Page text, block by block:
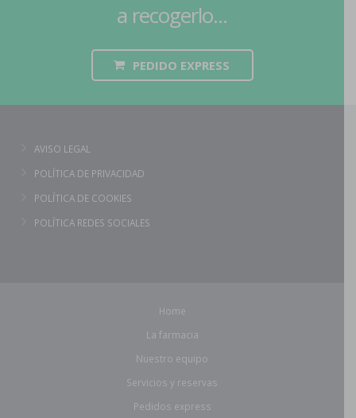
a recogerlo...
PEDIDO EXPRESS
AVISO LEGAL
POLÍTICA DE PRIVACIDAD
POLÍTICA DE COOKIES
POLÍTICA REDES SOCIALES
Home
La farmacia
Nuestro equipo
Servicios y reservas
Pedidos express